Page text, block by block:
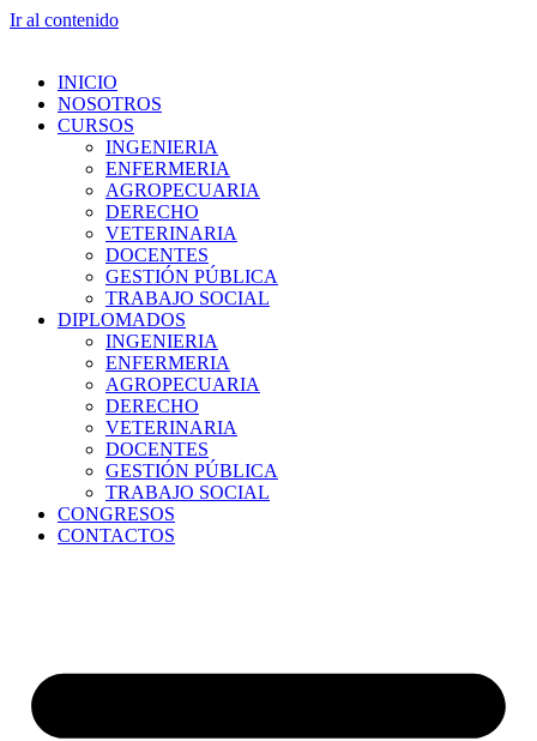
Ir al contenido
INICIO
NOSOTROS
CURSOS
INGENIERIA
ENFERMERIA
AGROPECUARIA
DERECHO
VETERINARIA
DOCENTES
GESTIÓN PÚBLICA
TRABAJO SOCIAL
DIPLOMADOS
INGENIERIA
ENFERMERIA
AGROPECUARIA
DERECHO
VETERINARIA
DOCENTES
GESTIÓN PÚBLICA
TRABAJO SOCIAL
CONGRESOS
CONTACTOS